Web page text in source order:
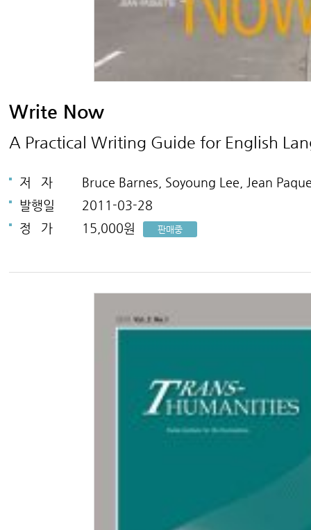
Write Now
A Practical Writing Guide for English
저 자
Bruce Barnes, Soyoung Lee, Jean
발행일
2011-03-28
정
가 15,000원 판매중